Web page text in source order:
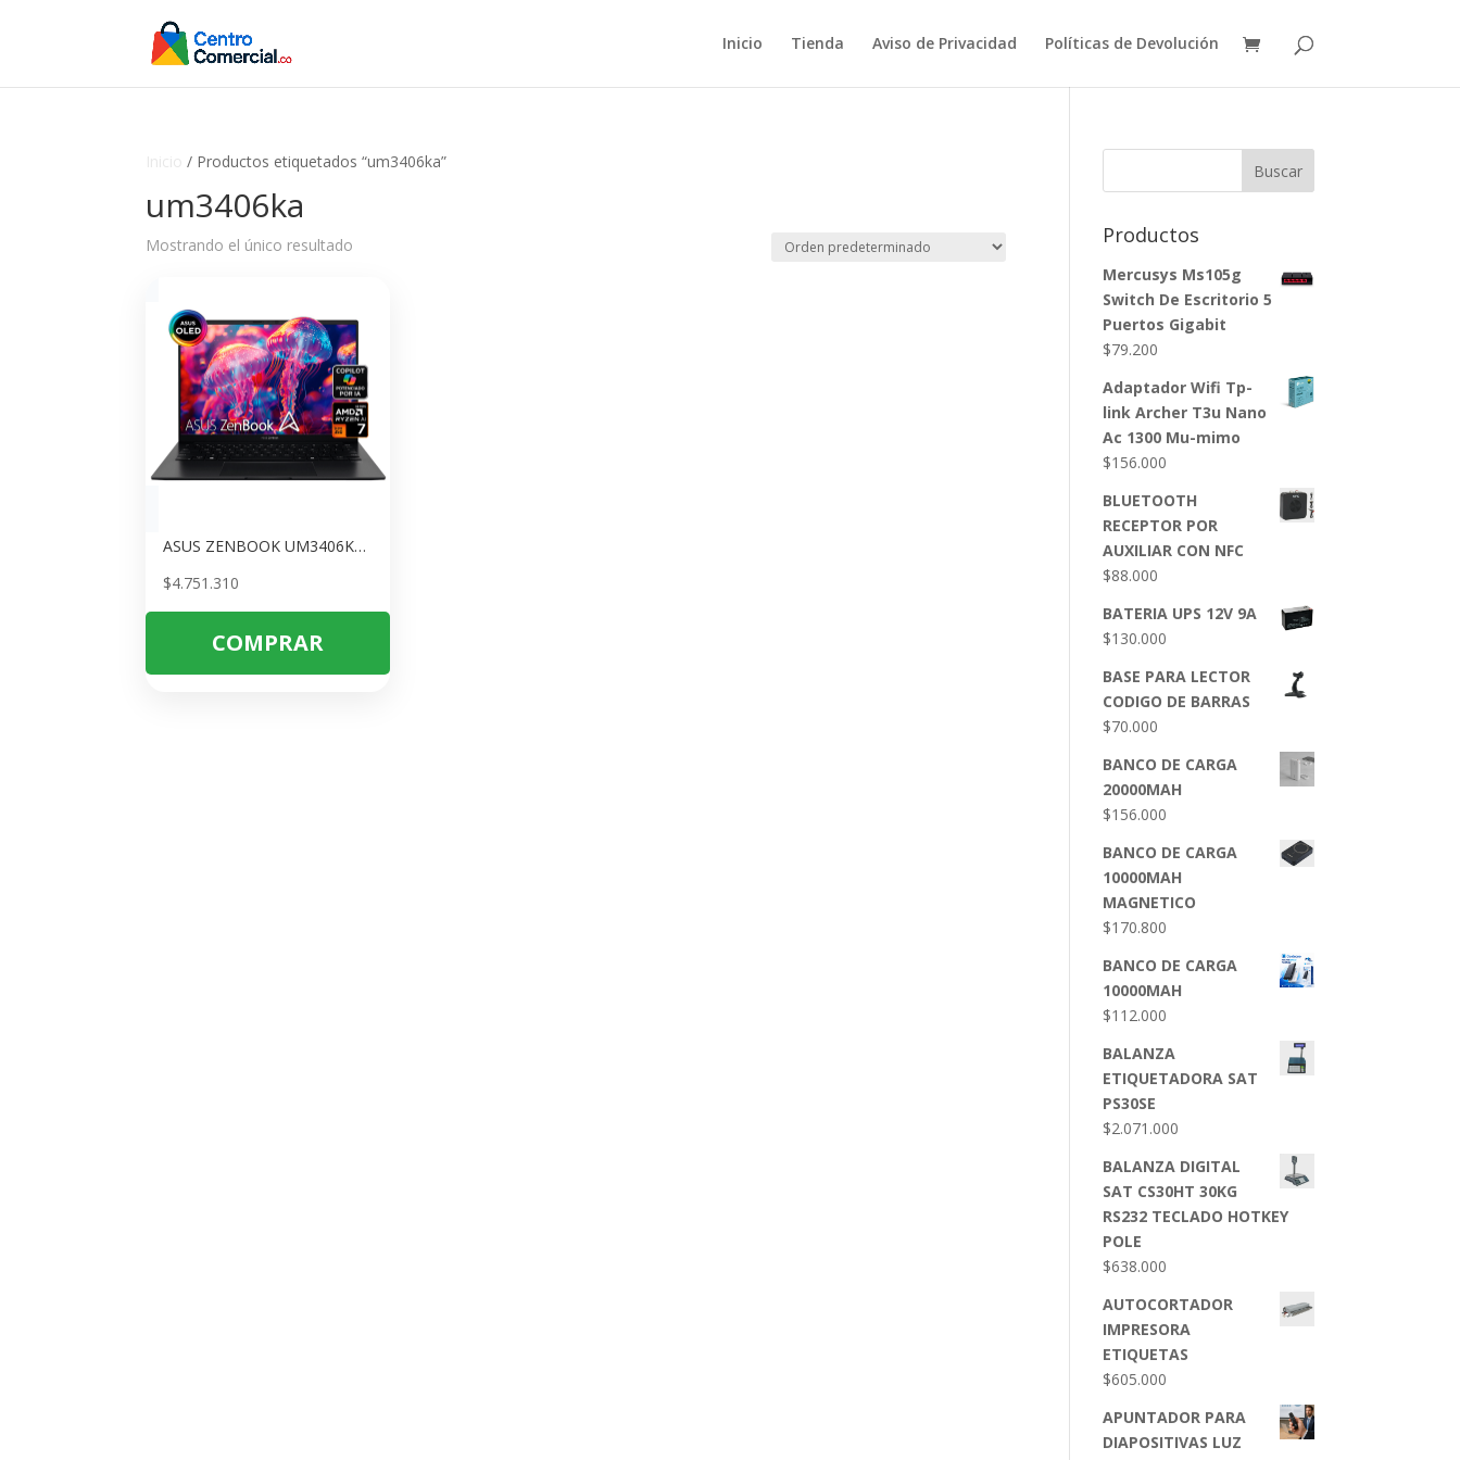
Inicio Tienda Aviso de Privacidad Políticas de Devolución
/ Productos etiquetados “um3406ka”
um3406ka
Mostrando el único resultado
ASUS ZENBOOK UM3406KA-QD227 – AMD RYZEN AI 7 350 – 16GB LPDDR5X – 1 TERA SSD – PANTALLA 14\
$4.751.310
COMPRAR
Buscar
Productos
Mercusys Ms105g
Switch De Escritorio 5
Puertos Gigabit
$79.200
Adaptador Wifi Tp-
link Archer T3u Nano
Ac 1300 Mu-mimo
$156.000
BLUETOOTH
RECEPTOR POR
AUXILIAR CON NFC
$88.000
BATERIA UPS 12V 9A
$130.000
BASE PARA LECTOR
CODIGO DE BARRAS
$70.000
BANCO DE CARGA
20000MAH
$156.000
BANCO DE CARGA
10000MAH
MAGNETICO
$170.800
BANCO DE CARGA
10000MAH
$112.000
BALANZA
ETIQUETADORA SAT
PS30SE
$2.071.000
BALANZA DIGITAL
SAT CS30HT 30KG
RS232 TECLADO HOTKEY
POLE
$638.000
AUTOCORTADOR
IMPRESORA
ETIQUETAS
$605.000
APUNTADOR PARA
DIAPOSITIVAS LUZ